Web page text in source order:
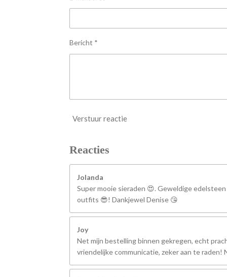
r
Bericht *
Verstuur reactie
Reacties
Jolanda
Super mooie sieraden 😍. Geweldige
outfits 😎! Dankjewel Denise 😘
Joy
Net mijn bestelling binnen gekregen, echt
vriendelijke communicatie, zeker aan te raden!